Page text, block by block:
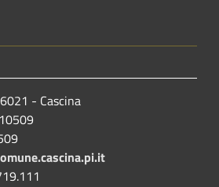
- Cascina